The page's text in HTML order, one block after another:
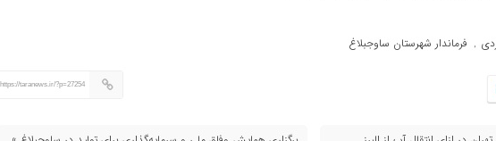
, فرماندار شهرستان ساوجبلاغ
https://taranews.ir/?p=27254